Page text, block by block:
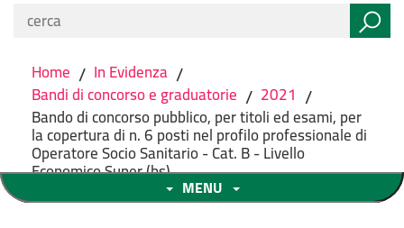
Home / In Evidenza /
Bandi di concorso e graduatorie / 2021 /
Bando di concorso pubblico, per titoli ed esami, per
la copertura di n. 6 posti nel profilo professionale di
Operatore Socio Sanitario - Cat. B - Livello
Economico Super (bs).
MENU